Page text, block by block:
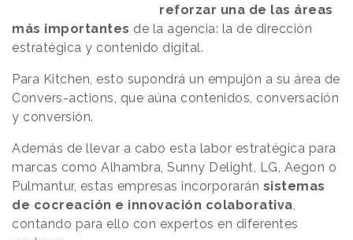
reforzar una de las áreas
más importantes de la agencia: la de dirección
estratégica y contenido digital.
Para Kitchen, esto supondrá un empujón a su área de
Convers-actions, que aúna contenidos, conversación
y conversión.
Además de llevar a cabo esta labor estratégica para
marcas como Alhambra, Sunny Delight, LG, Aegon o
Pulmantur, estas empresas incorporarán sistemas
de cocreación e innovación colaborativa,
contando para ello con expertos en diferentes